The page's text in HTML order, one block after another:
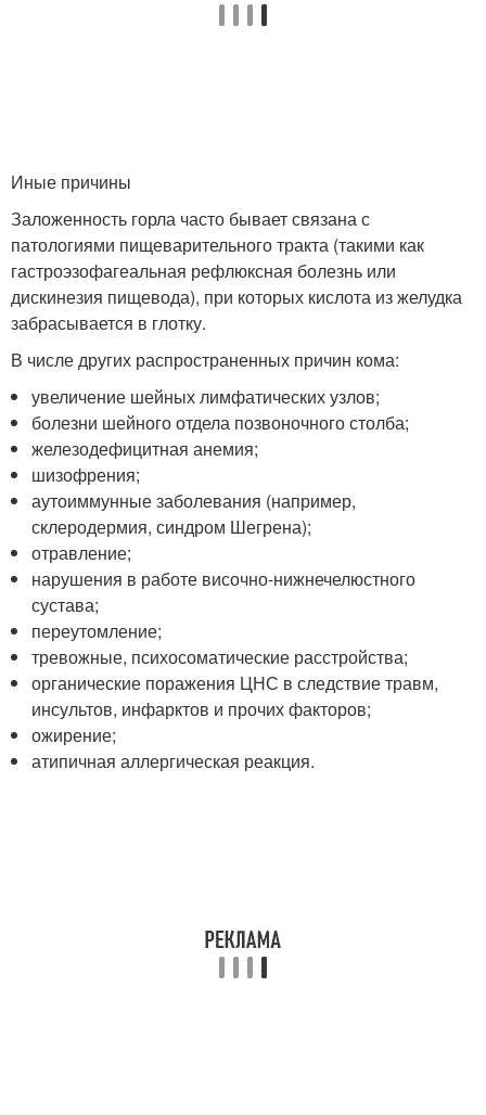
Иные причины
Заложенность горла часто бывает связана с
патологиями пищеварительного тракта (такими как
гастроэзофагеальная рефлюксная болезнь или
дискинезия пищевода), при которых кислота из желудка
забрасывается в глотку.
В числе других распространенных причин кома:
увеличение шейных лимфатических узлов;
болезни шейного отдела позвоночного столба;
железодефицитная анемия;
шизофрения;
аутоиммунные заболевания (например,
склеродермия, синдром Шегрена);
отравление;
нарушения в работе височно-нижнечелюстного
сустава;
переутомление;
тревожные, психосоматические расстройства;
органические поражения ЦНС в следствие травм,
инсультов, инфарктов и прочих факторов;
ожирение;
атипичная аллергическая реакция.